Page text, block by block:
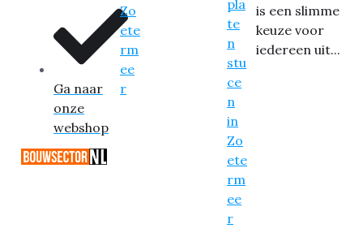
Ga naar
onze
webshop
is een slimme
keuze voor
iedereen uit...